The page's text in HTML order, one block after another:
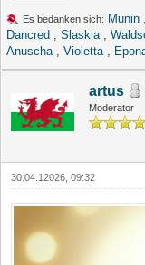
Es bedanken sich: Munin
Dancred
Slaskia
Anuscha
Violetta
artus
Moderator
30.04.12026, 09:32